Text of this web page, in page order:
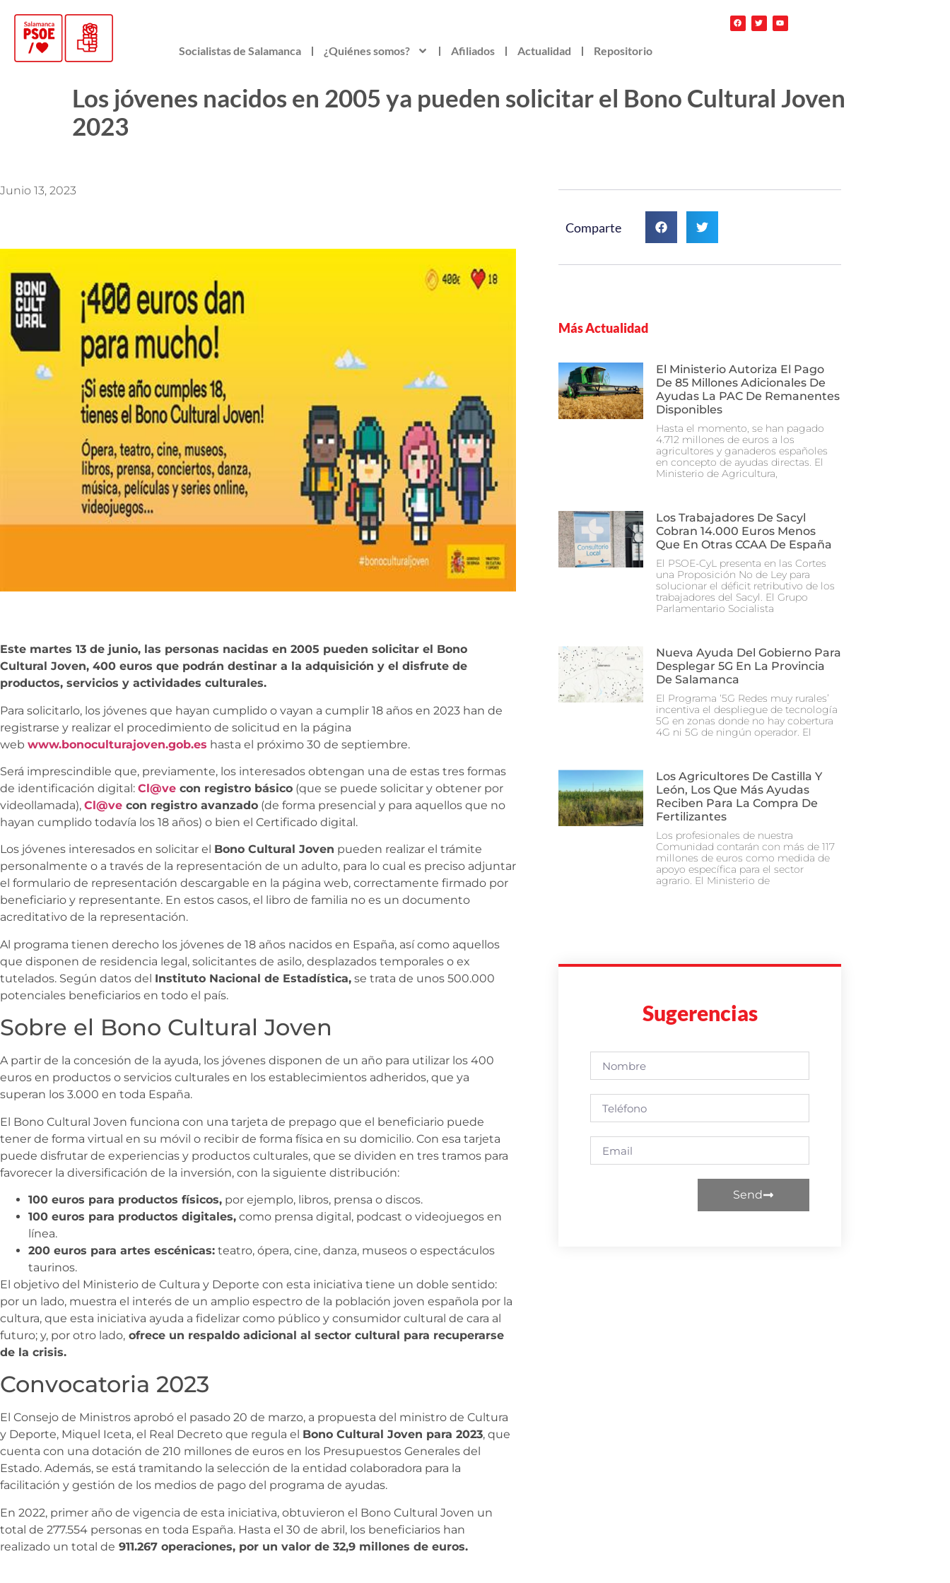
Socialistas de Salamanca ¿Quiénes somos? Afiliados Actualidad Repositorio
Los jóvenes nacidos en 2005 ya pueden solicitar el Bono Cultural Joven
2023
Junio 13, 2023
Este martes 13 de junio, las personas nacidas en 2005 pueden solicitar el Bono
Cultural Joven, 400 euros que podrán destinar a la adquisición y el disfrute de
productos, servicios y actividades culturales.
Para solicitarlo, los jóvenes que hayan cumplido o vayan a cumplir 18 años en 2023 han de
registrarse y realizar el procedimiento de solicitud en la página
web www.bonoculturajoven.gob.es hasta el próximo 30 de septiembre.
Será imprescindible que, previamente, los interesados obtengan una de estas tres formas
de identificación digital: Cl@ve con registro básico (que se puede solicitar y obtener por
videollamada), Cl@ve con registro avanzado (de forma presencial y para aquellos que no
hayan cumplido todavía los 18 años) o bien el Certificado digital.
Los jóvenes interesados en solicitar el Bono Cultural Joven pueden realizar el trámite
personalmente o a través de la representación de un adulto, para lo cual es preciso adjuntar
el formulario de representación descargable en la página web, correctamente firmado por
beneficiario y representante. En estos casos, el libro de familia no es un documento
acreditativo de la representación.
Al programa tienen derecho los jóvenes de 18 años nacidos en España, así como aquellos
que disponen de residencia legal, solicitantes de asilo, desplazados temporales o ex
tutelados. Según datos del Instituto Nacional de Estadística, se trata de unos 500.000
potenciales beneficiarios en todo el país.
Sobre el Bono Cultural Joven
A partir de la concesión de la ayuda, los jóvenes disponen de un año para utilizar los 400
euros en productos o servicios culturales en los establecimientos adheridos, que ya
superan los 3.000 en toda España.
El Bono Cultural Joven funciona con una tarjeta de prepago que el beneficiario puede
tener de forma virtual en su móvil o recibir de forma física en su domicilio. Con esa tarjeta
puede disfrutar de experiencias y productos culturales, que se dividen en tres tramos para
favorecer la diversificación de la inversión, con la siguiente distribución:
100 euros para productos físicos, por ejemplo, libros, prensa o discos.
100 euros para productos digitales, como prensa digital, podcast o videojuegos en
línea.
200 euros para artes escénicas: teatro, ópera, cine, danza, museos o espectáculos
taurinos.
El objetivo del Ministerio de Cultura y Deporte con esta iniciativa tiene un doble sentido:
por un lado, muestra el interés de un amplio espectro de la población joven española por la
cultura, que esta iniciativa ayuda a fidelizar como público y consumidor cultural de cara al
futuro; y, por otro lado, ofrece un respaldo adicional al sector cultural para recuperarse
de la crisis.
Convocatoria 2023
El Consejo de Ministros aprobó el pasado 20 de marzo, a propuesta del ministro de Cultura
y Deporte, Miquel Iceta, el Real Decreto que regula el Bono Cultural Joven para 2023, que
cuenta con una dotación de 210 millones de euros en los Presupuestos Generales del
Estado. Además, se está tramitando la selección de la entidad colaboradora para la
facilitación y gestión de los medios de pago del programa de ayudas.
En 2022, primer año de vigencia de esta iniciativa, obtuvieron el Bono Cultural Joven un
total de 277.554 personas en toda España. Hasta el 30 de abril, los beneficiarios han
realizado un total de 911.267 operaciones, por un valor de 32,9 millones de euros.
Comparte
Más Actualidad
El Ministerio Autoriza El Pago
De 85 Millones Adicionales De
Ayudas La PAC De Remanentes
Disponibles
Hasta el momento, se han pagado
4.712 millones de euros a los
agricultores y ganaderos españoles
en concepto de ayudas directas. El
Ministerio de Agricultura,
Los Trabajadores De Sacyl
Cobran 14.000 Euros Menos
Que En Otras CCAA De España
El PSOE-CyL presenta en las Cortes
una Proposición No de Ley para
solucionar el déficit retributivo de los
trabajadores del Sacyl. El Grupo
Parlamentario Socialista
Nueva Ayuda Del Gobierno Para
Desplegar 5G En La Provincia
De Salamanca
El Programa ‘5G Redes muy rurales’
incentiva el despliegue de tecnología
5G en zonas donde no hay cobertura
4G ni 5G de ningún operador. El
Los Agricultores De Castilla Y
León, Los Que Más Ayudas
Reciben Para La Compra De
Fertilizantes
Los profesionales de nuestra
Comunidad contarán con más de 117
millones de euros como medida de
apoyo específica para el sector
agrario. El Ministerio de
Sugerencias
Send